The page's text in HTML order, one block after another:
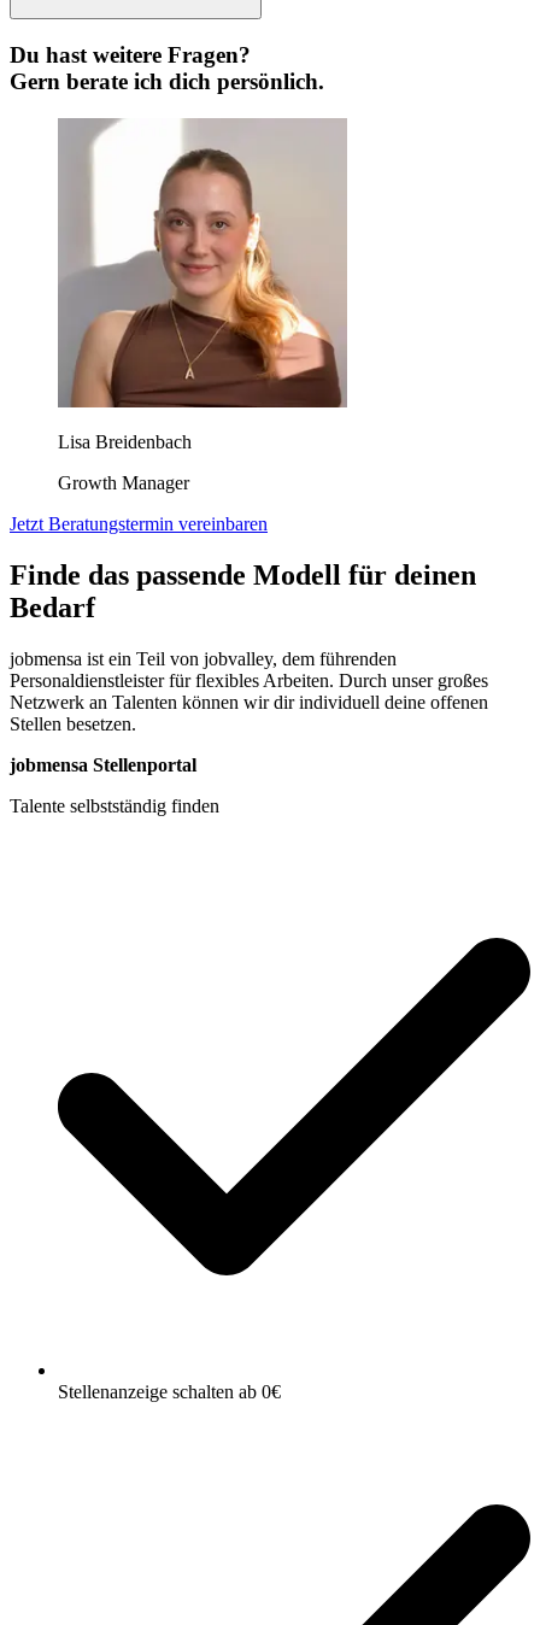
Du hast weitere Fragen?
Gern berate ich dich persönlich.
Lisa Breidenbach
Growth Manager
Jetzt Beratungstermin vereinbaren
Finde das passende Modell für deinen
Bedarf
jobmensa ist ein Teil von jobvalley, dem führenden
Personaldienstleister für flexibles Arbeiten. Durch unser großes
Netzwerk an Talenten können wir dir individuell deine offenen
Stellen besetzen.
jobmensa Stellenportal
Talente selbstständig finden
Stellenanzeige schalten ab 0€